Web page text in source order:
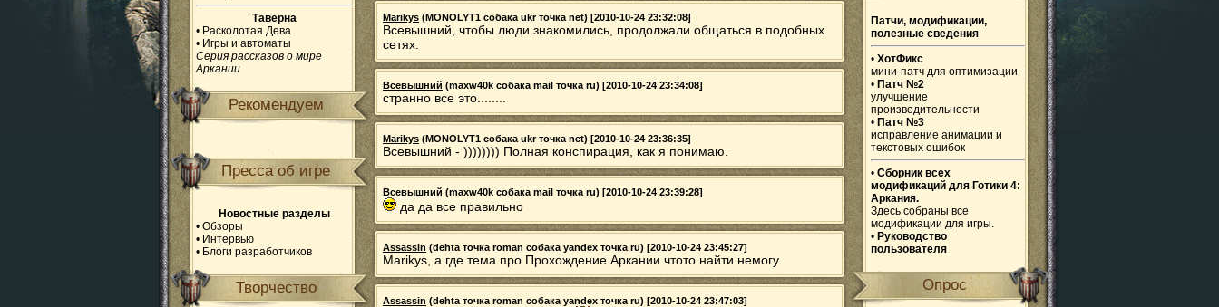
Таверна
• Расколотая Дева
• Игры и автоматы
Серия рассказов о мире
Аркании
Рекомендуем
Пресса об игре
Новостные разделы
• Обзоры
• Интервью
• Блоги разработчиков
Творчество
Marikys (MONOLYT1 собака ukr точка net) [2010-10-24 23:32:08]
Всевышний, чтобы люди знакомились, продолжали общаться в подобных
сетях.
Всевышний (maxw40k собака mail точка ru) [2010-10-24 23:34:08]
странно все это........
Marikys (MONOLYT1 собака ukr точка net) [2010-10-24 23:36:35]
Всевышний - )))))))) Полная конспирация, как я понимаю.
Всевышний (maxw40k собака mail точка ru) [2010-10-24 23:39:28]
да да все правильно
Assassin (dehta точка roman собака yandex точка ru) [2010-10-24 23:45:27]
Marikys, а где тема про Прохождение Аркании чтото найти немогу.
Assassin (dehta точка roman собака yandex точка ru) [2010-10-24 23:47:03]
Патчи, модификации,
полезные сведения
• ХотФикс
мини-патч для оптимизации
• Патч №2
улучшение
производительности
• Патч №3
исправление анимации и
текстовых ошибок
• Сборник всех
модификаций для Готики 4:
Аркания.
Здесь собраны все
модификации для игры.
• Руководство
пользователя
Опрос